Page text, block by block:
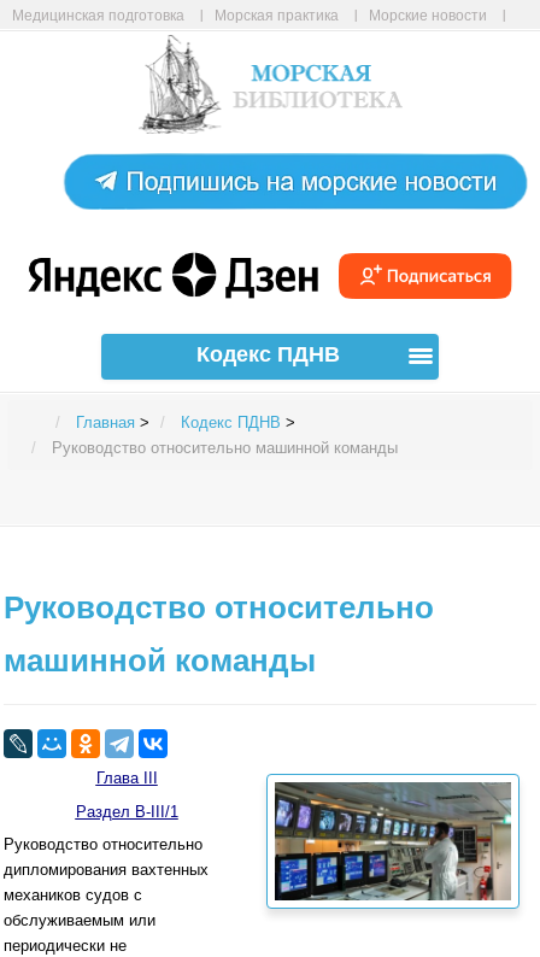
Медицинская подготовка Морская практика
Морские новости
Авиабилеты онлайн
Кодекс ПДНВ
Главная > Кодекс ПДНВ >
Руководство относительно машинной команды
Руководство относительно
машинной команды
Глава III
Раздел B-III/1
Руководство относительно
дипломирования вахтенных
механиков судов с
обслуживаемым или
периодически не